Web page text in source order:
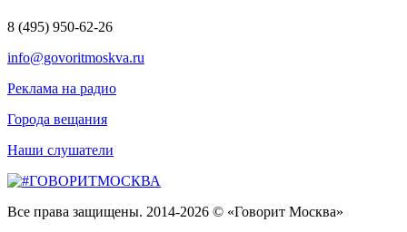
8 (495) 950-62-26
info@govoritmoskva.ru
Реклама на радио
Города вещания
Наши слушатели
Все права защищены. 2014-2026 © «Говорит Москва»